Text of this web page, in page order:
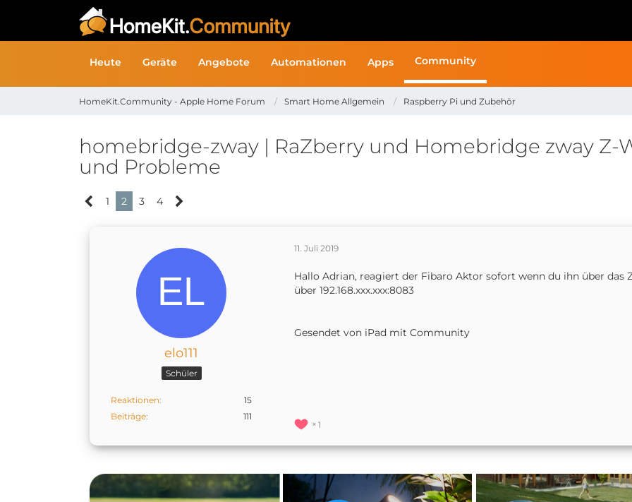
Heute Geräte Angebote Automationen Apps Community
HomeKit.Community - Apple Home Forum Smart Home Allgemein Raspberry Pi und Zubehör
homebridge-zway | RaZberry und Homebridge zway Z-
und Probleme
1 2 3 4
elo111
Schüler
Reaktionen
15
Beiträge
111
11. Juli 2019
Hallo Adrian, reagiert der Fibaro Aktor sofort wenn du ihn über das
über 192.168.xxx.xxx:8083
Gesendet von iPad mit Community
1